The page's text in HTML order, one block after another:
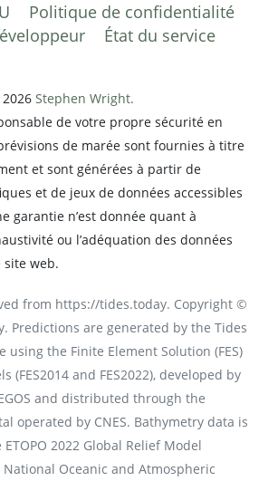
Politique de confidentialité
État du service
Stephen Wright.
de votre propre sécurité en
de marée sont fournies à titre
et sont générées à partir de
et de jeux de données accessibles
garantie n’est donnée quant à
ou l’adéquation des données
site web.
from https://tides.today. Copyright ©
Predictions are generated by the Tides
using the Finite Element Solution (FES)
(FES2014 and FES2022), developed by
and distributed through the
operated by CNES. Bathymetry data is
2022 Global Relief Model
Oceanic and Atmospheric